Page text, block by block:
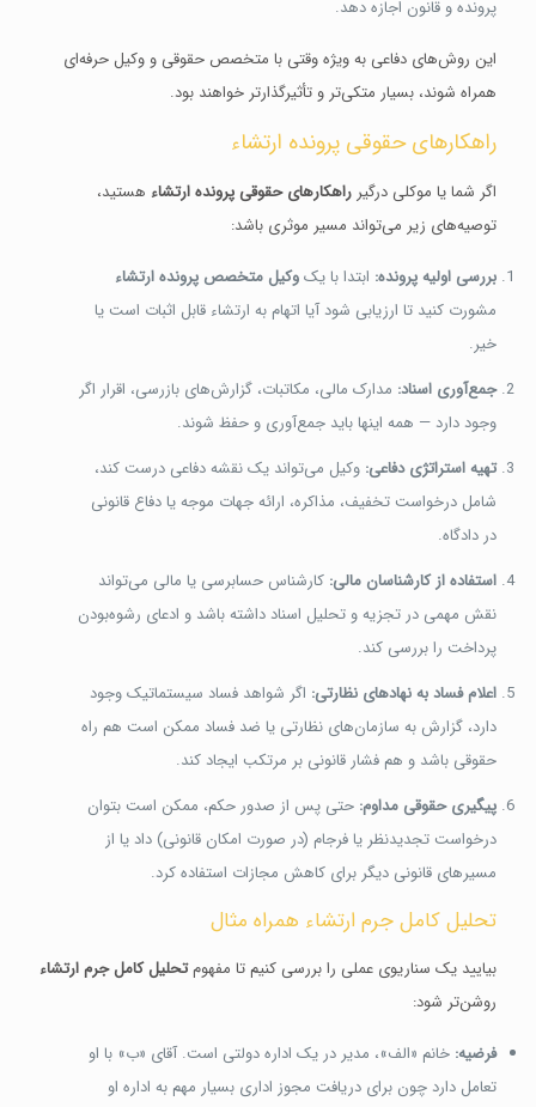
پرونده و قانون اجازه دهد.
این روش‌های دفاعی به ویژه وقتی با متخصص حقوقی و وکیل حرفه‌ای
همراه شوند، بسیار متکی‌تر و تأثیرگذارتر خواهند بود.
راهکارهای حقوقی پرونده ارتشاء
اگر شما یا موکلی درگیر راهکارهای حقوقی پرونده ارتشاء هستید،
توصیه‌های زیر می‌تواند مسیر موثری باشد:
بررسی اولیه پرونده: ابتدا با یکوکیل متخصص پرونده ارتشاء
مشورت کنید تا ارزیابی شود آیا اتهام به ارتشاء قابل اثبات است یا
خیر.
جمع‌آوری اسناد: مدارک مالی، مکاتبات، گزارش‌های بازرسی، اقرار اگر
وجود دارد — همه اینها باید جمع‌آوری و حفظ شوند.
تهیه استراتژی دفاعی: وکیل می‌تواند یک نقشه دفاعی درست کند،
شامل درخواست تخفیف، مذاکره، ارائه جهات موجه یا دفاع قانونی
در دادگاه.
استفاده از کارشناسان مالی: کارشناس حسابرسی یا مالی می‌تواند
نقش مهمی در تجزیه و تحلیل اسناد داشته باشد و ادعای رشوه‌بودن
پرداخت را بررسی کند.
اعلام فساد به نهادهای نظارتی: اگر شواهد فساد سیستماتیک وجود
دارد، گزارش به سازمان‌های نظارتی یا ضد فساد ممکن است هم راه
حقوقی باشد و هم فشار قانونی بر مرتکب ایجاد کند.
پیگیری حقوقی مداوم: حتی پس از صدور حکم، ممکن است بتوان
درخواست تجدیدنظر یا فرجام (در صورت امکان قانونی) داد یا از
مسیرهای قانونی دیگر برای کاهش مجازات استفاده کرد.
تحلیل کامل جرم ارتشاء همراه مثال
بیایید یک سناریوی عملی را بررسی کنیم تا مفهومتحلیل کامل جرم ارتشاء
روشن‌تر شود:
فرضیه: خانم «الف»، مدیر در یک اداره دولتی است. آقای «ب» با او
تعامل دارد چون برای دریافت مجوز اداری بسیار مهم به اداره او